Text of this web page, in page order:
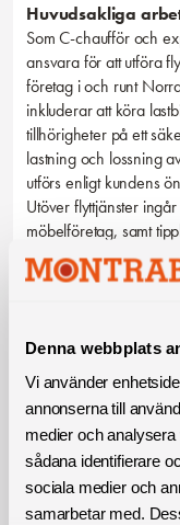
Denna webbplats
Vi använder
annonserna till
medier och
sådana identifierare
sociala medier och
samarbetar med.
Huvudsakliga
Som C-chaufför och
ansvara för att utföra
företag i och runt
inkluderar att köra
tillhörigheter på ett
lastning och lossning
utförs enligt kundens
Utöver flyttjänster
möbelföretag, samt
denna roll samarbetar
koordinera
Kompetenskrav
C-körkort och YKB är
eller liknande arbete
kan vara fysiskt
professionellt
skrift på svenska.